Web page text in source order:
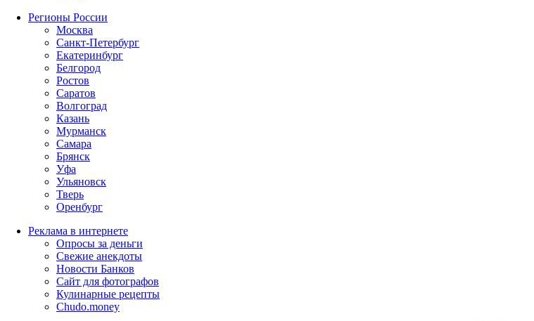
Регионы России
Москва
Санкт-Петербург
Екатеринбург
Белгород
Ростов
Саратов
Волгоград
Казань
Мурманск
Самара
Брянск
Уфа
Ульяновск
Тверь
Оренбург
Реклама в интернете
Опросы за деньги
Свежие анекдоты
Новости Банков
Сайт для фотографов
Кулинарные рецепты
Chudo.money